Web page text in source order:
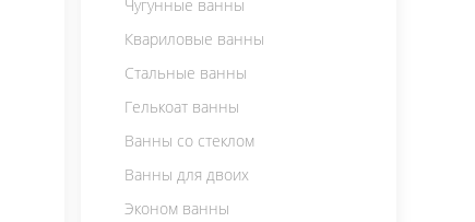
Чугунные ванны
Квариловые ванны
Стальные ванны
Гелькоат ванны
Ванны со стеклом
Ванны для двоих
Эконом ванны